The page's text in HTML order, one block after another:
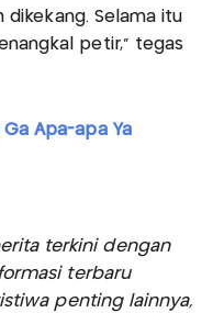
dikekang. Selama itu
petir," tegas
Apa-apa Ya
terkini dengan
terbaru
penting lainnya,